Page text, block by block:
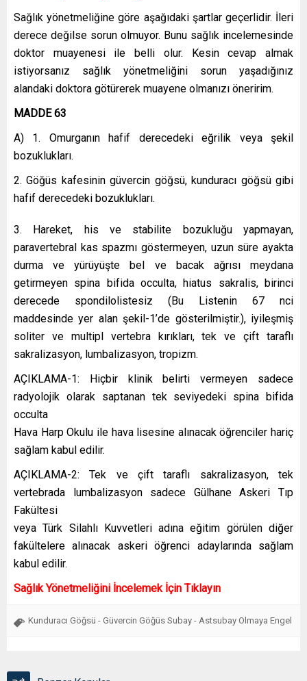
Sağlık yönetmeliğine göre aşağıdaki şartlar geçerlidir. İleri
derece değilse sorun olmuyor. Bunu sağlık incelemesinde
doktor muayenesi ile belli olur. Kesin cevap almak
istiyorsanız sağlık yönetmeliğini sorun yaşadığınız
alandaki doktora götürerek muayene olmanızı öneririm.
MADDE 63
A) 1. Omurganın hafif derecedeki eğrilik veya şekil
bozuklukları.
2. Göğüs kafesinin güvercin göğsü, kunduracı göğsü gibi
hafif derecedeki bozuklukları.
3. Hareket, his ve stabilite bozukluğu yapmayan,
paravertebral kas spazmı göstermeyen, uzun süre ayakta
durma ve yürüyüşte bel ve bacak ağrısı meydana
getirmeyen spina bifida occulta, hiatus sakralis, birinci
derecede spondilolistesiz (Bu Listenin 67 nci
maddesinde yer alan şekil-1’de gösterilmiştir.), iyileşmiş
soliter ve multipl vertebra kırıkları, tek ve çift taraflı
sakralizasyon, lumbalizasyon, tropizm.
AÇIKLAMA-1: Hiçbir klinik belirti vermeyen sadece
radyolojik olarak saptanan tek seviyedeki spina bifida
occulta
Hava Harp Okulu ile hava lisesine alınacak öğrenciler hariç
sağlam kabul edilir.
AÇIKLAMA-2: Tek ve çift taraflı sakralizasyon, tek
vertebrada lumbalizasyon sadece Gülhane Askeri Tıp
Fakültesi
veya Türk Silahlı Kuvvetleri adına eğitim görülen diğer
fakültelere alınacak askeri öğrenci adaylarında sağlam
kabul edilir.
Sağlık Yönetmeliğini İncelemek İçin Tıklayın
Kunduracı Göğsü - Güvercin Göğüs Subay - Astsubay Olmaya Engel